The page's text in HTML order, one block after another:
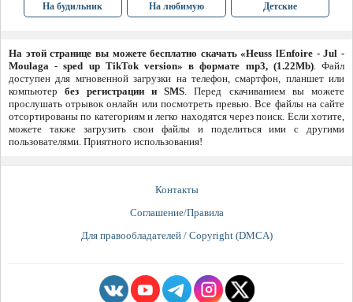
На будильник На любимую Детские
На этой странице вы можете бесплатно скачать «Heuss lEnfoirе - Jul -
Moulaga - sped up TikTok version» в формате mp3, (1.22Mb). Файл
доступен для мгновенной загрузки на телефон, смартфон, планшет или
компьютербез регистрации и SMS. Перед скачиванием вы можете
прослушать отрывок онлайн или посмотреть превью. Все файлы на сайте
отсортированы по категориям и легко находятся через поиск. Если хотите,
можете также загрузить свои файлы и поделиться ими с другими
пользователями. Приятного использования!
Контакты
Соглашение/Правила
Для правообладателей / Copyright (DMCA)